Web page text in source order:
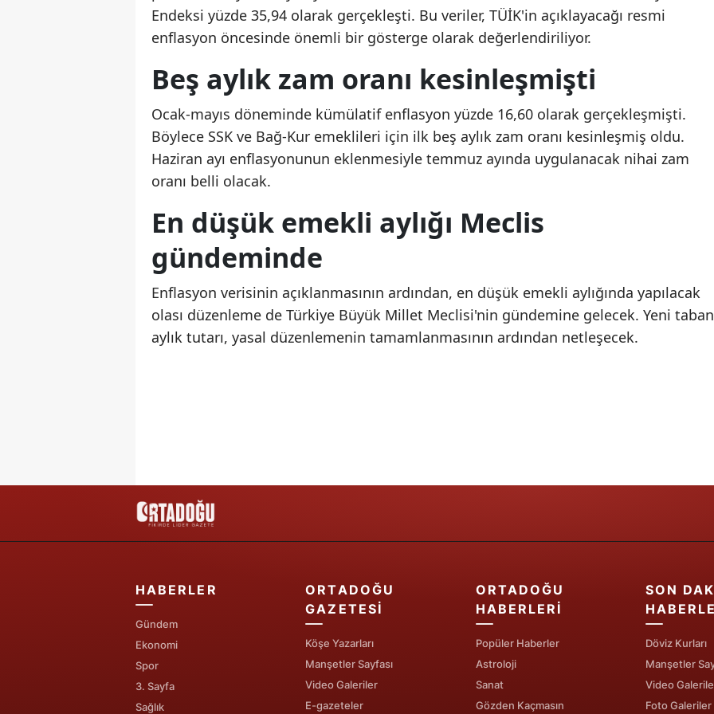
Malatya
Kahramanmaraş
Mardin
Muğla
Nevşehir
Rize
Sivas
Tokat
Şanlıurfa
Endeksi yüzde 35,94 olarak gerçekleşti. Bu veriler, TÜİK'in açıklayacağı resmi
enflasyon öncesinde önemli bir gösterge olarak değerlendiriliyor.
Beş aylık zam oranı kesinleşmişti
Ocak-mayıs döneminde kümülatif enflasyon yüzde 16,60 olarak gerçekleşmişti.
Böylece SSK ve Bağ-Kur emeklileri için ilk beş aylık zam oranı kesinleşmiş oldu.
Haziran ayı enflasyonunun eklenmesiyle temmuz ayında uygulanacak nihai zam
oranı belli olacak.
En düşük emekli aylığı Meclis
gündeminde
Enflasyon verisinin açıklanmasının ardından, en düşük emekli aylığında yapılacak
olası düzenleme de Türkiye Büyük Millet Meclisi'nin gündemine gelecek. Yeni taban
aylık tutarı, yasal düzenlemenin tamamlanmasının ardından netleşecek.
Beylikdüzü'nde şüpheli
ölüm: Kadın evinde ölü
bulundu
Beylikdüzü'nde
ölüm: Kadın evinde
HABERLER
Gündem
Ekonomi
Spor
3. Sayfa
Sağlık
ORTADOĞU
GAZETESI
Köşe Yazarları
Manşetler Sayfası
Video Galeriler
E-gazeteler
ORTADOĞU
HABERLERI
Popüler Haberler
Astroloji
Sanat
Gözden Kaçmasın
SON
Döviz Kurları
Manşetler
Video
Foto Galeriler